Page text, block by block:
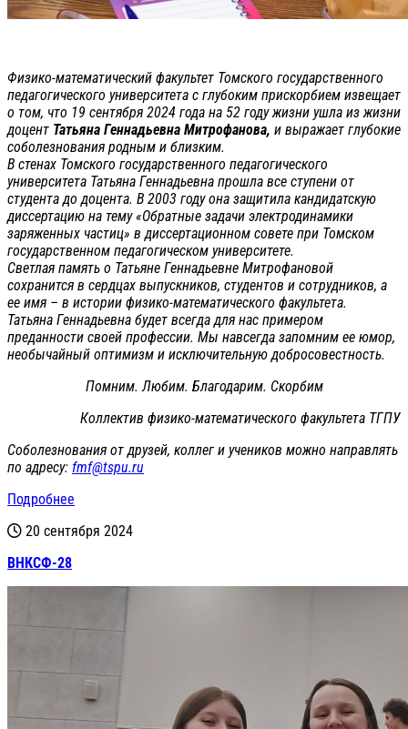
Физико-математический факультет Томского государственного
педагогического университета с глубоким прискорбием извещает
о том, что 19 сентября 2024 года на 52 году жизни ушла из жизни
доцент Татьяна Геннадьевна Митрофанова, и выражает глубокие
соболезнования родным и близким.
В стенах Томского государственного педагогического
университета Татьяна Геннадьевна прошла все ступени от
студента до доцента. В 2003 году она защитила кандидатскую
диссертацию на тему «Обратные задачи электродинамики
заряженных частиц» в диссертационном совете при Томском
государственном педагогическом университете.
Светлая память о Татьяне Геннадьевне Митрофановой
сохранится в сердцах выпускников, студентов и сотрудников, а
ее имя – в истории физико-математического факультета.
Татьяна Геннадьевна будет всегда для нас примером
преданности своей профессии. Мы навсегда запомним ее юмор,
необычайный оптимизм и исключительную добросовестность.
Помним. Любим. Благодарим. Скорбим
Коллектив физико-математического факультета ТГПУ
Соболезнования от друзей, коллег и учеников можно направлять
по адресу: fmf@tspu.ru
Подробнее
20 сентября 2024
ВНКСФ-28